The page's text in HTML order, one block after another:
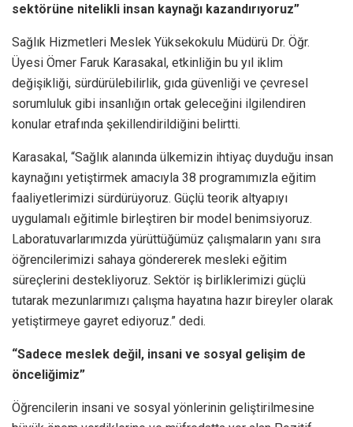
sektörüne nitelikli insan kaynağı kazandırıyoruz”
Sağlık Hizmetleri Meslek Yüksekokulu Müdürü Dr. Öğr.
Üyesi Ömer Faruk Karasakal, etkinliğin bu yıl iklim
değişikliği, sürdürülebilirlik, gıda güvenliği ve çevresel
sorumluluk gibi insanlığın ortak geleceğini ilgilendiren
konular etrafında şekillendirildiğini belirtti.
Karasakal, “Sağlık alanında ülkemizin ihtiyaç duyduğu insan
kaynağını yetiştirmek amacıyla 38 programımızla eğitim
faaliyetlerimizi sürdürüyoruz. Güçlü teorik altyapıyı
uygulamalı eğitimle birleştiren bir model benimsiyoruz.
Laboratuvarlarımızda yürüttüğümüz çalışmaların yanı sıra
öğrencilerimizi sahaya göndererek mesleki eğitim
süreçlerini destekliyoruz. Sektör iş birliklerimizi güçlü
tutarak mezunlarımızı çalışma hayatına hazır bireyler olarak
yetiştirmeye gayret ediyoruz.” dedi.
“Sadece meslek değil, insani ve sosyal gelişim de
önceliğimiz”
Öğrencilerin insani ve sosyal yönlerinin geliştirilmesine